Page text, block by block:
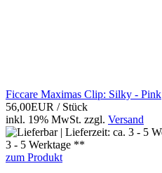
Ficcare Maximas Clip: Silky - Pink
56,00EUR / Stück
inkl. 19% MwSt. zzgl. Versand
3 - 5 Werktage **
zum Produkt